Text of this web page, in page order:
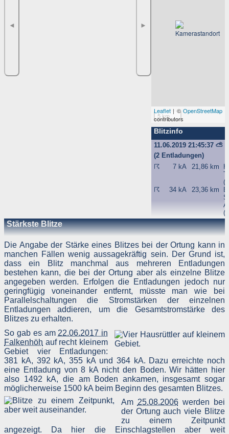
◄ ►
5 km
Leaflet | ©OpenStreetMap
contributors
Blitzinfo
11.06.2019 21:45:37⛅
(2 Entladungen)
☈
7 kA 21,86 km
☈
34 kA 23,36 km
Stärkste Blitze
Die Angabe der Stärke eines Blitzes bei der Ortung kann in
manchen Fällen wenig aussagekräftig sein. Der Grund ist,
dass ein Blitz manchmal aus mehreren Entladungen
bestehen kann, die bei der Ortung aber als einzelne Blitze
angegeben werden. Erfolgen die Entladungen jedoch nur
geringfügig voneinander entfernt, müsste man wie bei
Parallelschaltungen die Stromstärken der einzelnen
Entladungen addieren, um die Gesamtstromstärke des
Blitzes zu erhalten.
So gab es am 22.06.2017 in
Falkenhöh auf recht kleinem
Gebiet vier Entladungen:
381 kA, 392 kA, 355 kA und 364 kA. Dazu erreichte noch
eine Entladung von 8 kA nicht den Boden. Wir hätten hier
also 1492 kA, die am Boden ankamen, insgesamt sogar
möglicherweise 1500 kA beim Beginn des gesamten Blitzes.
Am 25.08.2006werden bei
der Ortung auch viele Blitze
zu einem Zeitpunkt
angezeigt. Da hier die Einschlagstellen aber weit